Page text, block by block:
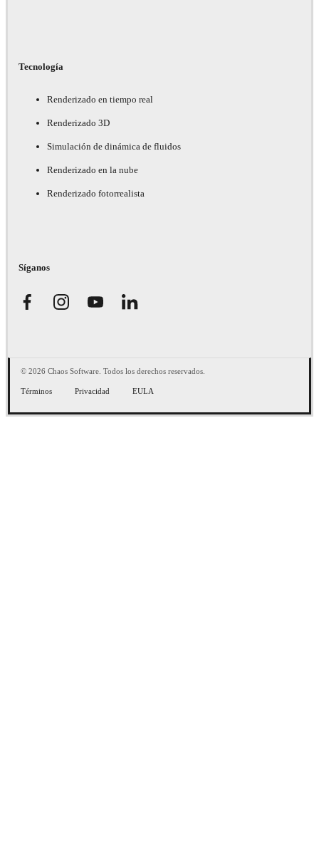
Tecnología
Renderizado en tiempo real
Renderizado 3D
Simulación de dinámica de fluidos
Renderizado en la nube
Renderizado fotorrealista
Síganos
© 2026 Chaos Software. Todos los derechos reservados.
Términos Privacidad EULA